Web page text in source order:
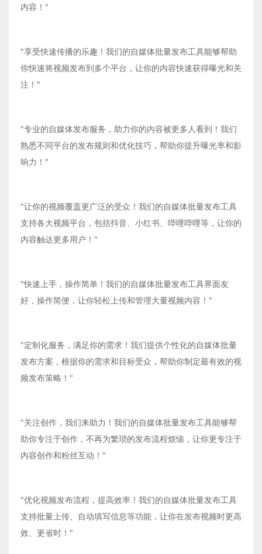
内容！"
"享受快速传播的乐趣！我们的自媒体批量发布工具能够帮助
你快速将视频发布到多个平台，让你的内容快速获得曝光和关
注！"
"专业的自媒体发布服务，助力你的内容被更多人看到！我们
熟悉不同平台的发布规则和优化技巧，帮助你提升曝光率和影
响力！"
"让你的视频覆盖更广泛的受众！我们的自媒体批量发布工具
支持各大视频平台，包括抖音、小红书、哔哩哔哩等，让你的
内容触达更多用户！"
"快速上手，操作简单！我们的自媒体批量发布工具界面友
好，操作简便，让你轻松上传和管理大量视频内容！"
"定制化服务，满足你的需求！我们提供个性化的自媒体批量
发布方案，根据你的需求和目标受众，帮助你制定最有效的视
频发布策略！"
"关注创作，我们来助力！我们的自媒体批量发布工具能够帮
助你专注于创作，不再为繁琐的发布流程烦恼，让你更专注于
内容创作和粉丝互动！"
"优化视频发布流程，提高效率！我们的自媒体批量发布工具
支持批量上传、自动填写信息等功能，让你在发布视频时更高
效、更省时！"